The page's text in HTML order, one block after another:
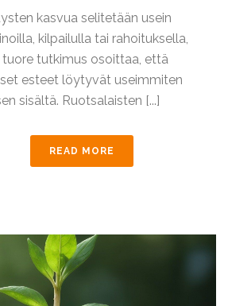
kasvua selitetään usein
kilpailulla tai rahoituksella,
tutkimus osoittaa, että
esteet löytyvät useimmiten
sisältä. Ruotsalaisten [...]
READ MORE